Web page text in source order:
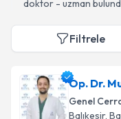
doktor - uzman
Filtrele
Op. Dr.
Genel
Balıkesir,